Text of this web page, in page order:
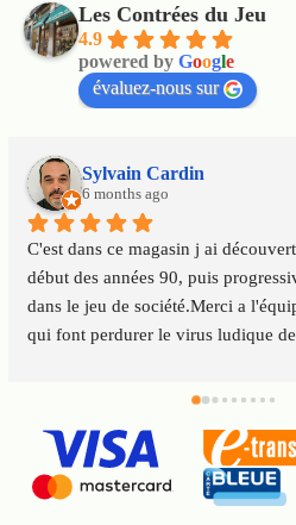
Les Contrées du Jeu
4.9
powered by Google
évaluez-nous sur
Sylvain Cardin
6 months ago
C'est dans ce magasin j ai
début des années 90, puis
dans le jeu de société.Merci a
qui font perdurer le virus ludique